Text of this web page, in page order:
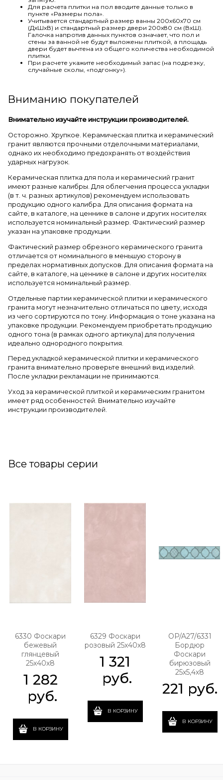
Для расчета плитки на пол вводите данные только в
пункте «Размеры пола».
Учитывается стандартный размер ванны 200х60х70 см
(ДхШхВ) и стандартный размер двери 200х80 см (ВхШ).
Галочка напротив данных пунктов означает, что пол и
стены за ванной не будут выложены плиткой, а площадь
двери будет вычтена из общего количества необходимой
плитки.
При расчете укажите необходимый запас (на подрезку,
случайные сколы, «подгонку»).
Вниманию покупателей
Внимательно изучайте инструкции производителей.
Осторожно. Хрупкое. Керамическая плитка и керамический
гранит являются прочными отделочными материалами,
однако их необходимо предохранять от воздействия
ударных нагрузок.
Керамическая плитка для пола и керамический гранит
имеют разные калибры. Для облегчения процесса укладки
(в т. ч. разных артикулов) рекомендуем использовать
продукцию одного калибра. Для описания формата на
сайте, в каталоге, на ценнике в салоне и других носителях
используется номинальный размер. Фактический размер
указан на упаковке продукции.
Фактический размер обрезного керамического гранита
отличается от номинального в меньшую сторону в
пределах нормативных допусков. Для описания формата на
сайте, в каталоге, на ценнике в салоне и других носителях
используется номинальный размер.
Отдельные партии керамической плитки и керамического
гранита могут незначительно отличаться по цвету, исходя
из чего сортируются по тону. Информация о тоне указана на
упаковке продукции. Рекомендуем приобретать продукцию
одного тона (в рамках одного артикула) для получения
идеально однородного покрытия.
Перед укладкой керамической плитки и керамического
гранита внимательно проверьте внешний вид изделий.
После укладки рекламации не принимаются.
Уход за керамической плиткой и керамическим гранитом
имеет ряд особенностей. Внимательно изучайте
инструкции производителей.
Все товары серии
6330 Фоскари
бежевый
глянцевый
25х40х8
1 282
руб.
В КОРЗИНУ
6329 Фоскари
розовый 25х40х8
1 321
руб.
В КОРЗИНУ
OP/A27/6331
Бордюр
Фоскари
бирюзовый
25х5,4х8
221 руб.
В КОРЗИНУ